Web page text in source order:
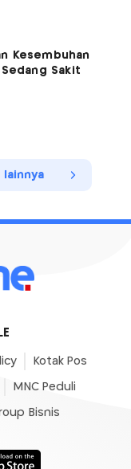
Kesembuhan
Sakit
Kotak Pos
MNC Peduli
Bisnis